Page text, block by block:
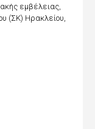
εμβέλειας,
(ΣΚ) Ηρακλείου,